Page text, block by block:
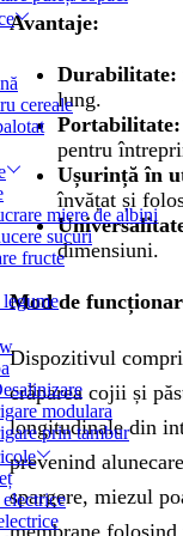
cereale
miere de albini
sucuri
fructe
legume
modulara
prin tambur
electrice
Avantaje:
Durabilitate:
lung.
Portabilitate:
pentru
Ușurință în
învățat și
dimensiuni.
Mod de
Dispozitivul
crăparea cojii și
longitudinale din
prevenind
spargere, miezul